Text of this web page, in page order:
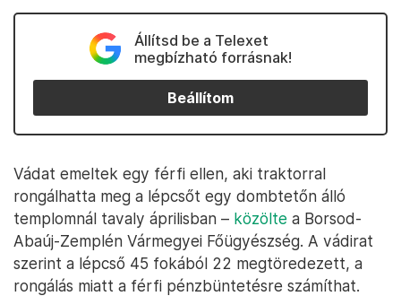
Állítsd be a Telexet
megbízható forrásnak!
Beállítom
Vádat emeltek egy férfi ellen, aki traktorral
rongálhatta meg a lépcsőt egy dombtetőn álló
templomnál tavaly áprilisban – közölte a Borsod-
Abaúj-Zemplén Vármegyei Főügyészség. A vádirat
szerint a lépcső 45 fokából 22 megtöredezett, a
rongálás miatt a férfi pénzbüntetésre számíthat.